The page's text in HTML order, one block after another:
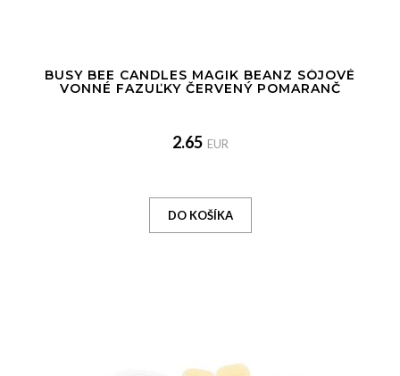
BUSY BEE CANDLES MAGIK BEANZ SÓJOVÉ
VONNÉ FAZUĽKY ČERVENÝ POMARANČ
2.65 EUR